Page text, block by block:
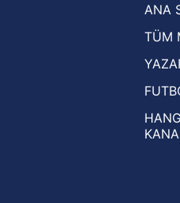
ANA
TÜM